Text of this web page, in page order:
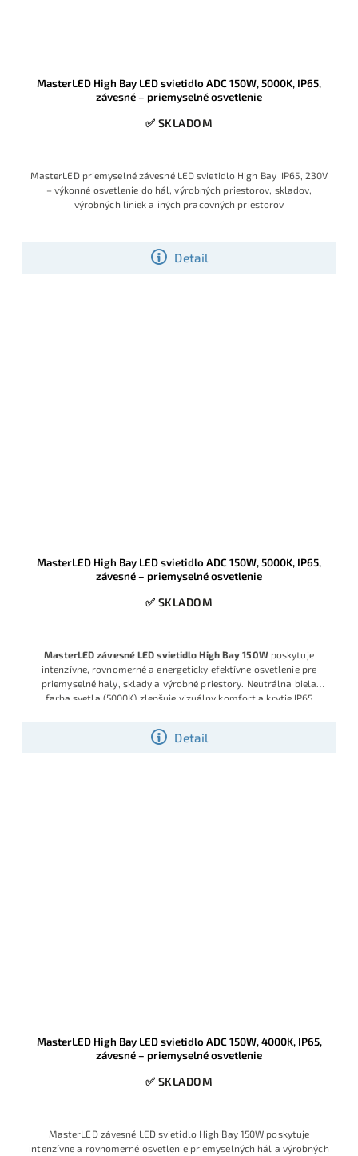
MasterLED High Bay LED svietidlo ADC 150W, 5000K, IP65,
závesné – priemyselné osvetlenie
✅ SKLADOM
Detail
MasterLED priemyselné závesné LED svietidlo High Bay IP65, 230V
– výkonné osvetlenie do hál, výrobných priestorov, skladov,
výrobných liniek a iných pracovných priestorov
MasterLED High Bay LED svietidlo ADC 150W, 5000K, IP65,
závesné – priemyselné osvetlenie
✅ SKLADOM
Detail
MasterLED závesné LED svietidlo High Bay 150Wposkytuje
intenzívne, rovnomerné a energeticky efektívne osvetlenie pre
priemyselné haly, sklady a výrobné priestory. Neutrálna biela
farba svetla (5000K) zlepšuje vizuálny komfort a krytie IP65
prostredí.
MasterLED High Bay LED svietidlo ADC 150W, 4000K, IP65,
závesné – priemyselné osvetlenie
✅ SKLADOM
MasterLED závesné LED svietidlo High Bay 150W poskytuje
intenzívne a rovnomerné osvetlenie priemyselných hál a výrobných